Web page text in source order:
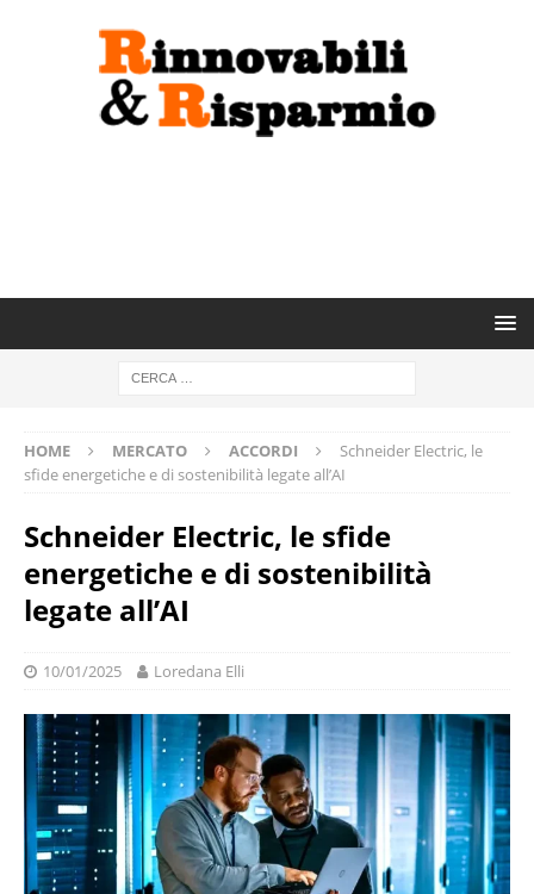
HOME MERCATO ACCORDI
Schneider Electric, le
sfide energetiche e di sostenibilità legate all’AI
Schneider Electric, le sfide
energetiche e di sostenibilità
legate all’AI
10/01/2025 Loredana Elli